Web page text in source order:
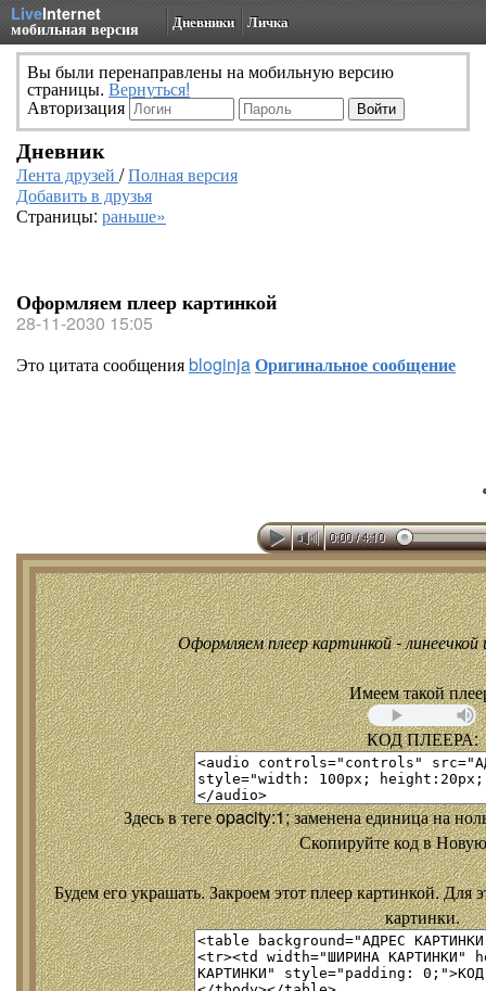
LiveInternet
мобильная версия Дневники Личка
Вы были перенаправлены на мобильную версию
страницы. Вернуться!
Авторизация
Дневник
Лента друзей /Полная версия
Добавить в друзья
Страницы: раньше»
Оформляем плеер картинкой
28-11-2030 15:05
Это цитата сообщенияbloginjaОригинальное сообщение
Оформляем плеер картинкой - линеечкой
Имеем такой
КОД ПЛЕЕРА:
Здесь в теге opacity:1; заменена единица на
Скопируйте код в
Будем его украшать. Закроем этот плеер картинкой. Для
картинки.